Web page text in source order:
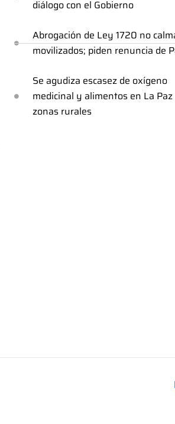
diálogo con el Gobierno
Abrogación de Ley 1720 no
movilizados; piden renuncia de
Se agudiza escasez de oxígeno
medicinal y alimentos en La
zonas rurales